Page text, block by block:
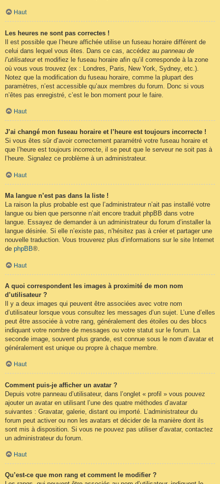
Haut
Les heures ne sont pas correctes !
Il est possible que l’heure affichée utilise un fuseau horaire différent de
celui dans lequel vous êtes. Dans ce cas, accédez au panneau de
l’utilisateuret modifiez le fuseau horaire afin qu’il corresponde à la zone
où vous vous trouvez (ex : Londres, Paris, New York, Sydney, etc.).
Notez que la modification du fuseau horaire, comme la plupart des
paramètres, n’est accessible qu’aux membres du forum. Donc si vous
n’êtes pas enregistré, c’est le bon moment pour le faire.
Haut
J’ai changé mon fuseau horaire et l’heure est toujours incorrecte !
Si vous êtes sûr d’avoir correctement paramétré votre fuseau horaire et
que l’heure est toujours incorrecte, il se peut que le serveur ne soit pas à
l’heure. Signalez ce problème à un administrateur.
Haut
Ma langue n’est pas dans la liste !
La raison la plus probable est que l’administrateur n’ait pas installé votre
langue ou bien que personne n’ait encore traduit phpBB dans votre
langue. Essayez de demander à un administrateur du forum d’installer la
langue désirée. Si elle n’existe pas, n’hésitez pas à créer et partager une
nouvelle traduction. Vous trouverez plus d’informations sur le site Internet
de phpBB®.
Haut
A quoi correspondent les images à proximité de mon nom
d’utilisateur ?
Il y a deux images qui peuvent être associées avec votre nom
d’utilisateur lorsque vous consultez les messages d’un sujet. L’une d’elles
peut être associée à votre rang, généralement des étoiles ou des blocs
indiquant votre nombre de messages ou votre statut sur le forum. La
seconde image, souvent plus grande, est connue sous le nom d’avatar et
généralement est unique ou propre à chaque membre.
Haut
Comment puis-je afficher un avatar ?
Depuis votre panneau d’utilisateur, dans l’onglet « profil » vous pouvez
ajouter un avatar en utilisant l’une des quatre méthodes d’avatar
suivantes : Gravatar, galerie, distant ou importé. L’administrateur du
forum peut activer ou non les avatars et décider de la manière dont ils
sont mis à disposition. Si vous ne pouvez pas utiliser d’avatar, contactez
un administrateur du forum.
Haut
Qu’est-ce que mon rang et comment le modifier ?